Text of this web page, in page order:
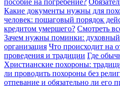
пособие на погребение?
Какие документы нужны для
человек: пошаговый порядок
кредитом умершего? Смотреть
Зачем нужны поминки:
организация Что происходит на
проведения и традиции Где
Христианские похороны:
ли проводить похороны без
отпевание и обязательно ли его